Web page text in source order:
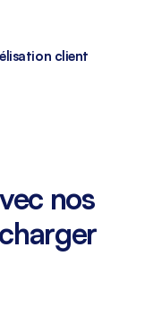
client
nos